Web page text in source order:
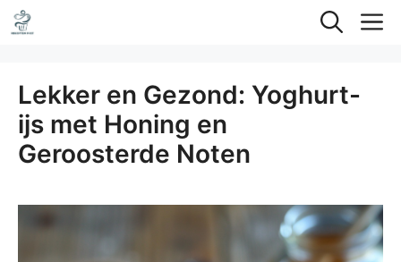
Ga
naar
inhoud
Lekker en Gezond: Yoghurt-
ijs met Honing en
Geroosterde Noten